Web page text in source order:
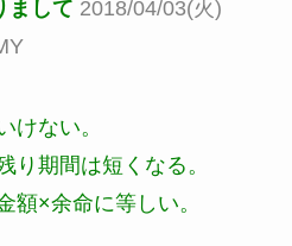
まして 2018/04/03(火)
けない。
り期間は短くなる。
額×余命に等しい。